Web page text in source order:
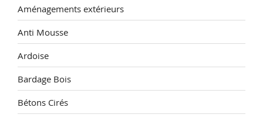
Aménagements extérieurs
Anti Mousse
Ardoise
Bardage Bois
Bétons Cirés